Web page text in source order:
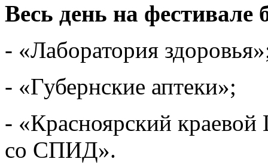
Весь день на
- «Лаборатория
- «Губернские аптеки»;
- «Красноярский
со СПИД».